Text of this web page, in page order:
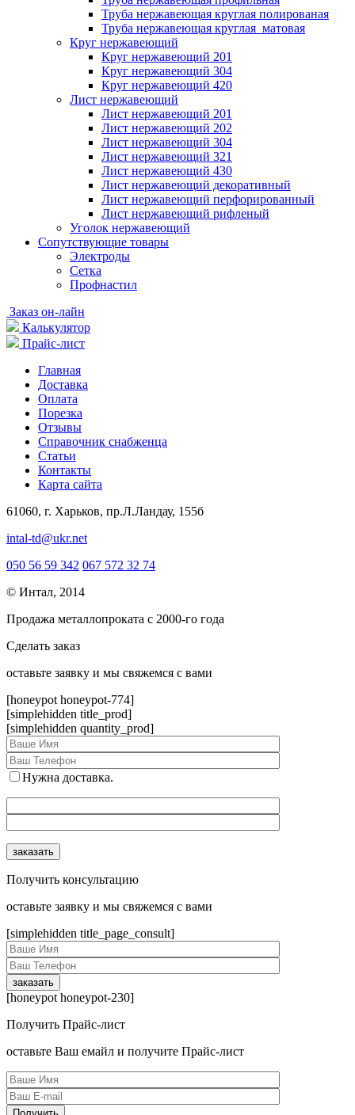
Труба нержавеющая круглая полированая
Труба нержавеющая круглая матовая
Круг нержавеющий
Круг нержавеющий 201
Круг нержавеющий 304
Круг нержавеющий 420
Лист нержавеющий
Лист нержавеющий 201
Лист нержавеющий 202
Лист нержавеющий 304
Лист нержавеющий 321
Лист нержавеющий 430
Лист нержавеющий декоративный
Лист нержавеющий перфорированный
Лист нержавеющий рифленый
Уголок нержавеющий
Cопутствующие товары
Электроды
Сетка
Профнастил
Заказ он-лайн
Калькулятор
Прайс-лист
Главная
Доставка
Оплата
Порезка
Отзывы
Справочник снабженца
Статьи
Контакты
Карта сайта
61060, г. Харьков, пр.Л.Ландау, 155б
intal-td@ukr.net
050 56 59 342 067 572 32 74
© Интал, 2014
Продажа металлопроката с 2000-го года
Сделать заказ
оcтавьте заявку и мы свяжемся с вами
[honeypot honeypot-774]
[simplehidden title_prod]
[simplehidden quantity_prod]
Нужна доставка.
Получить консультацию
оcтавьте заявку и мы свяжемся с вами
[simplehidden title_page_consult]
[honeypot honeypot-230]
Получить Прайс-лист
оcтавьте Ваш емайл и получите Прайс-лист